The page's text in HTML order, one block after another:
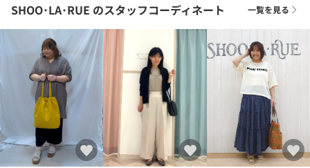
SHOO･LA･RUE のスタッフコーディネート 一覧を見る